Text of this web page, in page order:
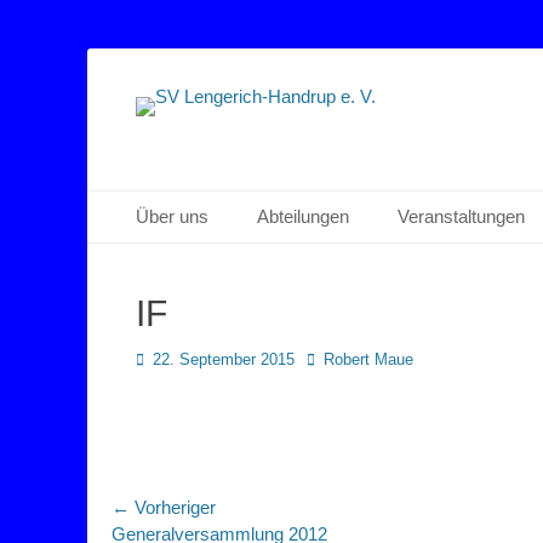
SV Lengerich-
Sportverein Lengerich Handrup
Primäres Menü
Zum
Inhalt
Über uns Abteilungen Veranstaltungen
IF
Posted
22. September 2015 AutorRobert Maue
Beitragsnavigation
← Vorheriger
Vorheriger
Generalversammlung 2012